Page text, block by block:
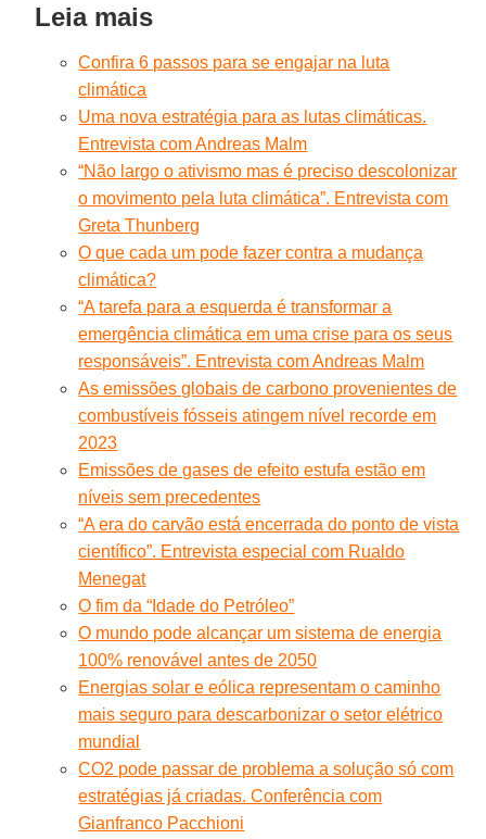
Leia mais
Confira 6 passos para se engajar na luta
climática
Uma nova estratégia para as lutas climáticas.
Entrevista com Andreas Malm
“Não largo o ativismo mas é preciso descolonizar
o movimento pela luta climática”. Entrevista com
Greta Thunberg
O que cada um pode fazer contra a mudança
climática?
“A tarefa para a esquerda é transformar a
emergência climática em uma crise para os seus
responsáveis”. Entrevista com Andreas Malm
As emissões globais de carbono provenientes de
combustíveis fósseis atingem nível recorde em
2023
Emissões de gases de efeito estufa estão em
níveis sem precedentes
“A era do carvão está encerrada do ponto de vista
científico”. Entrevista especial com Rualdo
Menegat
O fim da “Idade do Petróleo”
O mundo pode alcançar um sistema de energia
100% renovável antes de 2050
Energias solar e eólica representam o caminho
mais seguro para descarbonizar o setor elétrico
mundial
CO2 pode passar de problema a solução só com
estratégias já criadas. Conferência com
Gianfranco Pacchioni